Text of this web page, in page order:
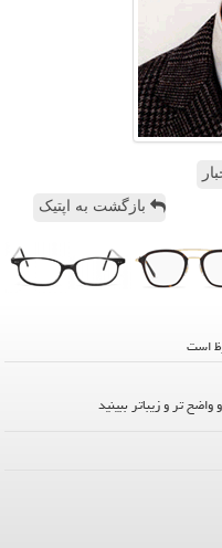
بازگشت به اپتیک
تر و زیباتر ببینید